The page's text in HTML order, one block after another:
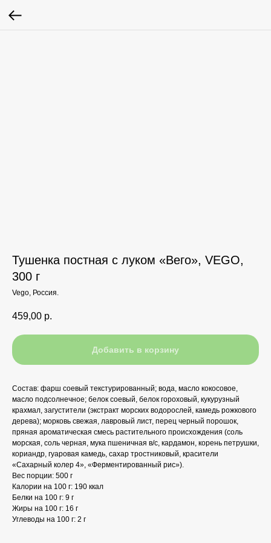
Тушенка постная с луком «Вего», VEGO,
300 г
Vego, Россия.
459,00 р.
Добавить в корзину
Состав: фарш соевый текстурированный; вода, масло кокосовое,
масло подсолнечное; белок соевый, белок гороховый, кукурузный
крахмал, загустители (экстракт морских водорослей, камедь рожкового
дерева); морковь свежая, лавровый лист, перец черный порошок,
пряная ароматическая смесь растительного происхождения (соль
морская, соль черная, мука пшеничная в/с, кардамон, корень петрушки,
кориандр, гуаровая камедь, сахар тростниковый, красители
«Сахарный колер 4», «Ферментированный рис»).
Вес порции: 500 г
Калории на 100 г: 190 ккал
Белки на 100 г: 9 г
Жиры на 100 г: 16 г
Углеводы на 100 г: 2 г